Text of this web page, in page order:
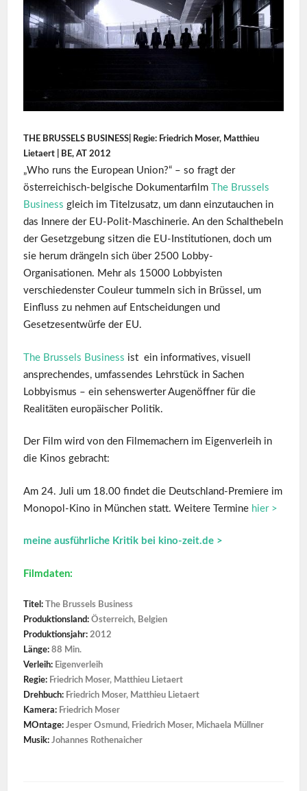
THE BRUSSELS BUSINESS| Regie: Friedrich Moser, Matthieu
Lietaert | BE, AT 2012
„Who runs the European Union?“ – so fragt der
österreichisch-belgische Dokumentarfilm
The Brussels
Business gleich im Titelzusatz, um dann einzutauchen in
das Innere der EU-Polit-Maschinerie. An den Schalthebeln
der Gesetzgebung sitzen die EU-Institutionen, doch um
sie herum drängeln sich über 2500 Lobby-
Organisationen. Mehr als 15000 Lobbyisten
verschiedenster Couleur tummeln sich in Brüssel, um
Einfluss zu nehmen auf Entscheidungen und
Gesetzesentwürfe der EU.
The Brussels Business ist ein informatives, visuell
ansprechendes, umfassendes Lehrstück in Sachen
Lobbyismus – ein sehenswerter Augenöffner für die
Realitäten europäischer Politik.
Der Film wird von den Filmemachern im Eigenverleih in
die Kinos gebracht:
Am 24. Juli um 18.00 findet die Deutschland-Premiere im
Monopol-Kino in München statt. Weitere Terminehier >
meine ausführliche Kritik bei kino-zeit.de >
Filmdaten:
Titel: The Brussels Business
Produktionsland: Österreich, Belgien
Produktionsjahr: 2012
Länge:88 Min.
Verleih: Eigenverleih
Regie: Friedrich Moser, Matthieu Lietaert
Drehbuch: Friedrich Moser, Matthieu Lietaert
Kamera: Friedrich Moser
MOntage:Jesper Osmund, Friedrich Moser, Michaela Müllner
Musik: Johannes Rothenaicher